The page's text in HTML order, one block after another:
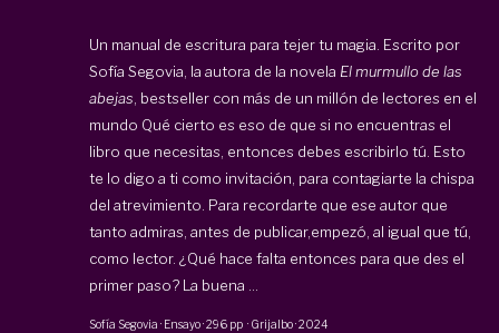
Un manual de escritura para tejer tu magia. Escrito por
Sofía Segovia, la autora de la novela El murmullo de las
abejas, bestseller con más de un millón de lectores en el
mundo Qué cierto es eso de que si no encuentras el
libro que necesitas, entonces debes escribirlo tú. Esto
te lo digo a ti como invitación, para contagiarte la chispa
del atrevimiento. Para recordarte que ese autor que
tanto admiras, antes de publicar,empezó, al igual que tú,
como lector. ¿Qué hace falta entonces para que des el
primer paso? La buena ...
Sofía Segovia · Ensayo·296 pp · Grijalbo·2024